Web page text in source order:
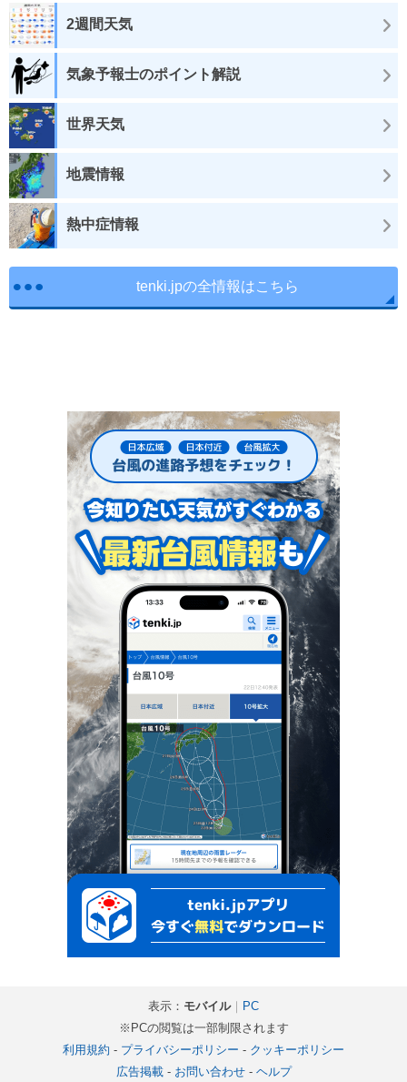
2週間天気
気象予報士のポイント解説
世界天気
地震情報
熱中症情報
tenki.jpの全情報はこちら
表示： モバイル｜ PC
※PCの閲覧は一部制限されます
利用規約 - プライバシーポリシー - クッキーポリシー
広告掲載- お問い合わせ- ヘルプ